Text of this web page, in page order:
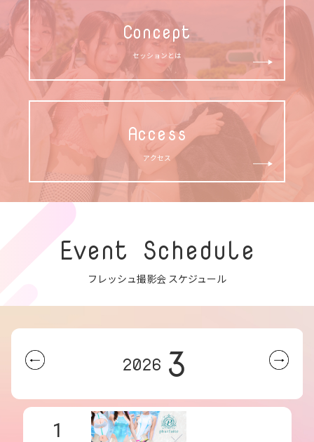
Concept
セッションとは
Access
アクセス
Event Schedule
フレッシュ撮影会 スケジュール
2026 3
1